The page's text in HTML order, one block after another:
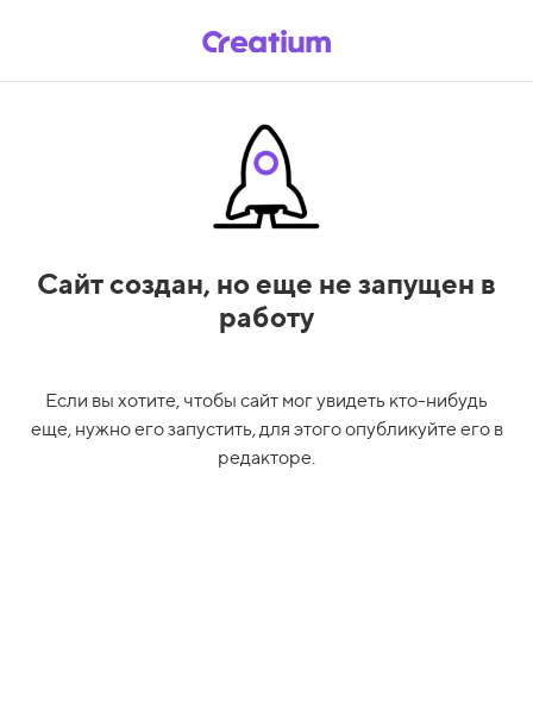
Сайт создан, но еще не запущен в
работу
Если вы хотите, чтобы сайт мог увидеть кто-нибудь
еще, нужно его запустить, для этого опубликуйте его в
редакторе.